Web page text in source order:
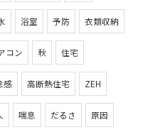
浴室 予防 衣類収納
コン 秋 住宅
感 高断熱住宅 ZEH
喘息 だるさ 原因